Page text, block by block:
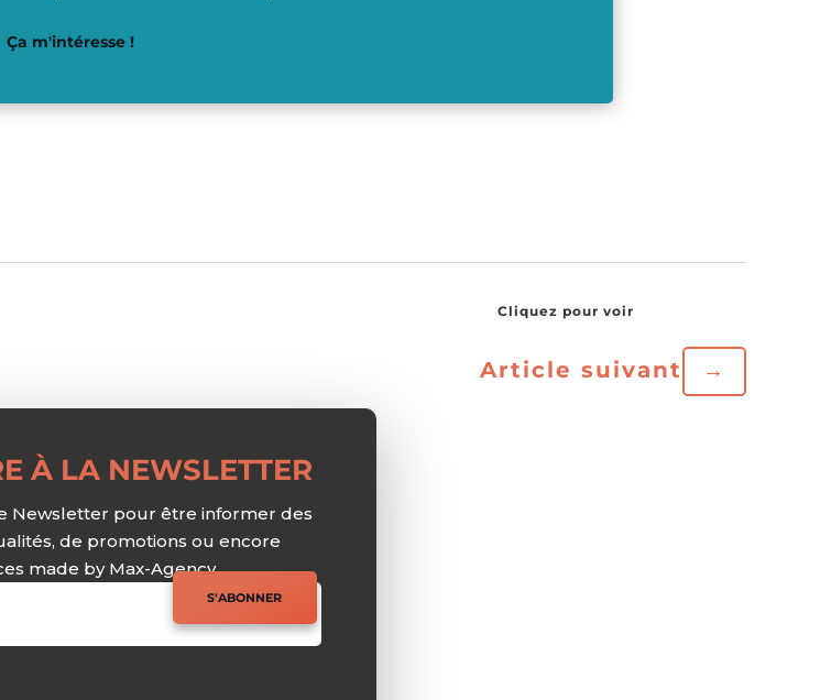
Ça m'intéresse !
Article suivant →
À LA NEWSLETTER
Newsletter pour être informer des
de promotions ou encore
made by Max-Agency.
S'ABONNER